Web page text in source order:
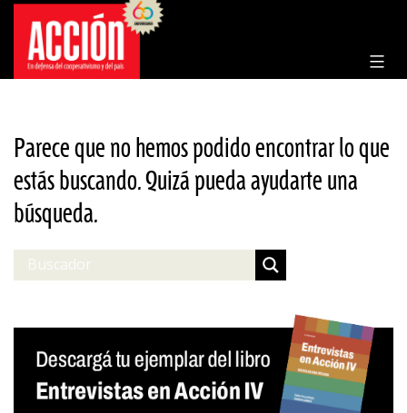
Saltar
contenido
Parece que no hemos podido encontrar lo que
estás buscando. Quizá pueda ayudarte una
búsqueda.